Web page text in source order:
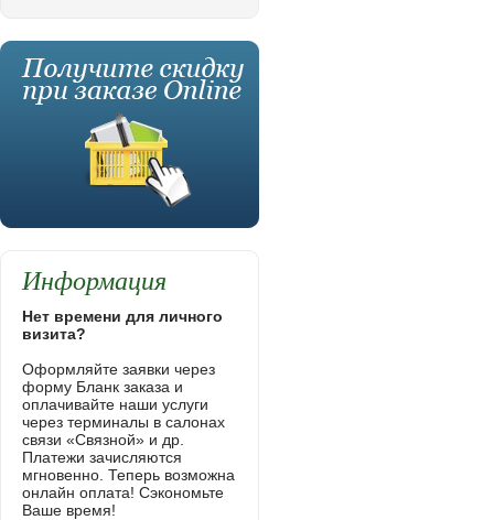
Информация
Нет времени для личного
визита?
Оформляйте заявки через
форму Бланк заказа и
оплачивайте наши услуги
через терминалы в салонах
связи «Связной» и др.
Платежи зачисляются
мгновенно. Теперь возможна
онлайн оплата! Сэкономьте
Ваше время!